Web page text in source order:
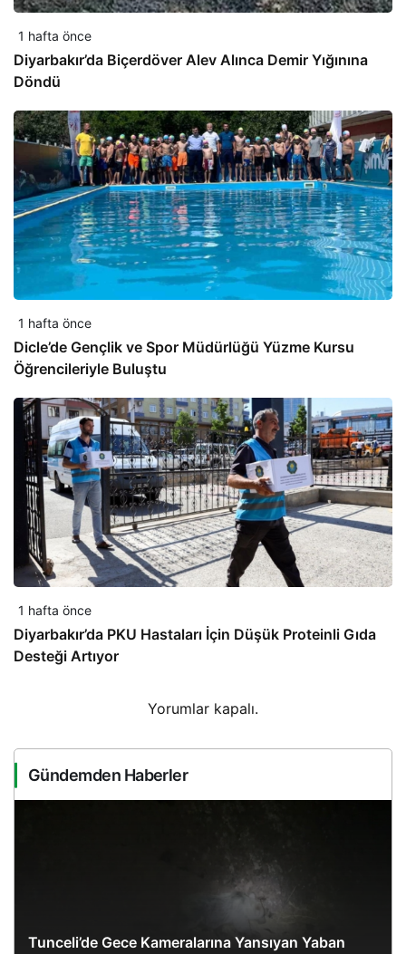
1 hafta önce
Diyarbakır’da Biçerdöver Alev Alınca Demir Yığınına
Döndü
1 hafta önce
Dicle’de Gençlik ve Spor Müdürlüğü Yüzme Kursu
Öğrencileriyle Buluştu
1 hafta önce
Diyarbakır’da PKU Hastaları İçin Düşük Proteinli Gıda
Desteği Artıyor
Yorumlar kapalı.
Gündemden Haberler
Tunceli’de Gece Kameralarına Yansıyan Yaban